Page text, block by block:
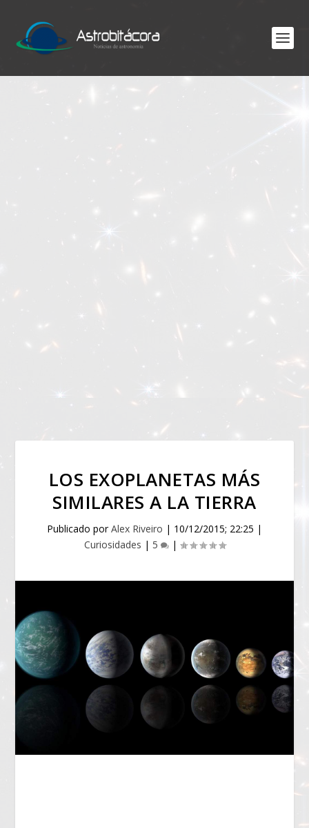
LOS EXOPLANETAS MÁS
SIMILARES A LA TIERRA
Publicado porAlex Riveiro | 10/12/2015; 22:25 |
Curiosidades | 5 |